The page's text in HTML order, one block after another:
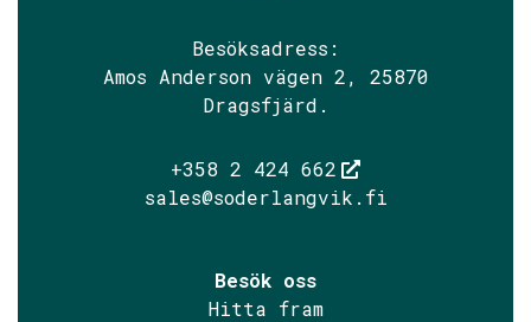
Besöksadress:
Amos Anderson vägen 2, 25870
Dragsfjärd.
+358 2 424 662
sales@soderlangvik.fi
Besök oss
Hitta fram